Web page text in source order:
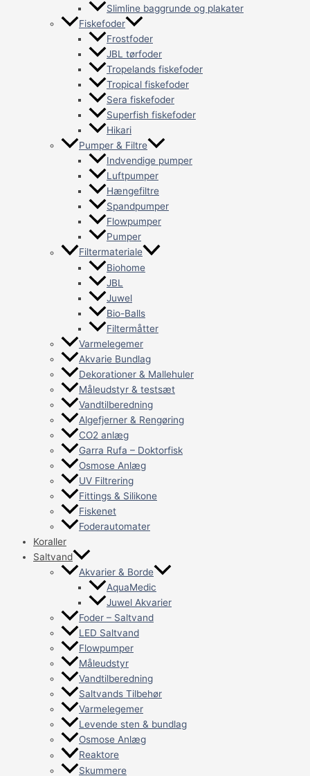
Slimline baggrunde og plakater
Fiskefoder
Frostfoder
JBL tørfoder
Tropelands fiskefoder
Tropical fiskefoder
Sera fiskefoder
Superfish fiskefoder
Hikari
Pumper & Filtre
Indvendige pumper
Luftpumper
Hængefiltre
Spandpumper
Flowpumper
Pumper
Filtermateriale
Biohome
JBL
Juwel
Bio-Balls
Filtermåtter
Varmelegemer
Akvarie Bundlag
Dekorationer & Mallehuler
Måleudstyr & testsæt
Vandtilberedning
Algefjerner & Rengøring
CO2 anlæg
Garra Rufa – Doktorfisk
Osmose Anlæg
UV Filtrering
Fittings & Silikone
Fiskenet
Foderautomater
Koraller
Saltvand
Akvarier & Borde
AquaMedic
Juwel Akvarier
Foder – Saltvand
LED Saltvand
Flowpumper
Måleudstyr
Vandtilberedning
Saltvands Tilbehør
Varmelegemer
Levende sten & bundlag
Osmose Anlæg
Reaktore
Skummere